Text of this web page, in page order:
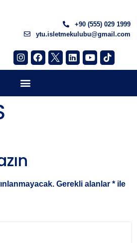
+90 (555) 029 1999
ytu.isletmekulubu@gmail.com
Gerekli alanlar * ile